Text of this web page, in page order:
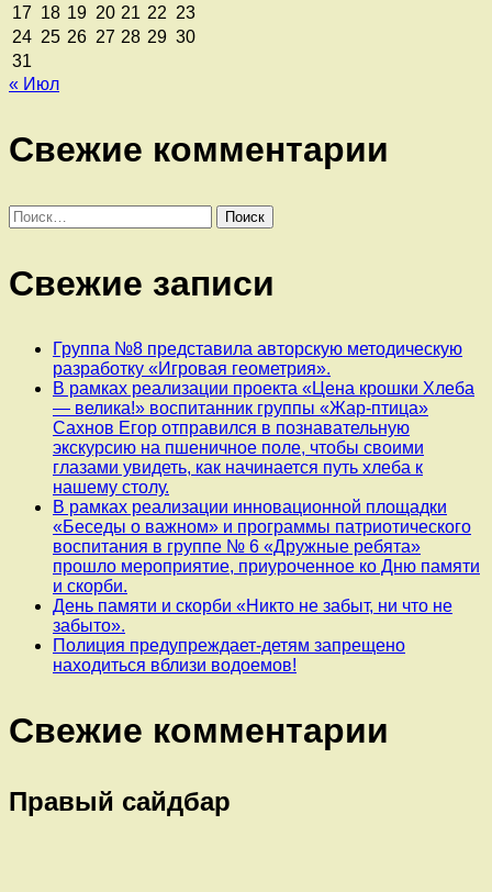
17 18 19 20 21 22 23
24 25 26 27 28 29 30
31
« Июл
Свежие комментарии
Найти:
Свежие записи
Группа №8 представила авторскую методическую
разработку «Игровая геометрия».
В рамках реализации проекта «Цена крошки Хлеба
— велика!» воспитанник группы «Жар-птица»
Сахнов Егор отправился в познавательную
экскурсию на пшеничное поле, чтобы своими
глазами увидеть, как начинается путь хлеба к
нашему столу.
В рамках реализации инновационной площадки
«Беседы о важном» и программы патриотического
воспитания в группе № 6 «Дружные ребята»
прошло мероприятие, приуроченное ко Дню памяти
и скорби.
День памяти и скорби «Никто не забыт, ни что не
забыто».
Полиция предупреждает-детям запрещено
находиться вблизи водоемов!
Свежие комментарии
Правый сайдбар